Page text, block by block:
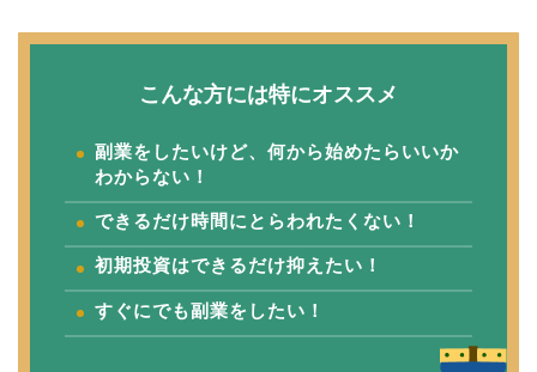
こんな方には特にオススメ
副業をしたいけど、何から始めたらいいか
わからない！
できるだけ時間にとらわれたくない！
初期投資はできるだけ抑えたい！
すぐにでも副業をしたい！